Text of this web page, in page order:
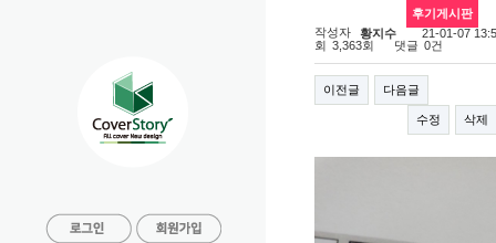
후기게시판
작성자 황지수
21-01-07
회 3,363회 댓글 0건
이전글 다음글
수정 삭제